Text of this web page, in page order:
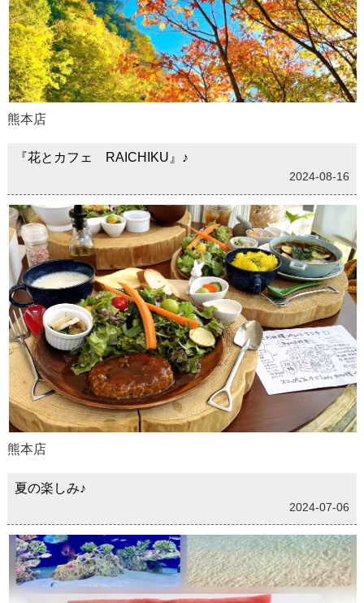
熊本店
『花とカフェ RAICHIKU』♪
2024-08-16
熊本店
夏の楽しみ♪
2024-07-06